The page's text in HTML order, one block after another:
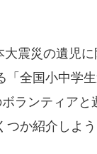
震災の遺児
全国小中学
ランティア
か紹介しよう